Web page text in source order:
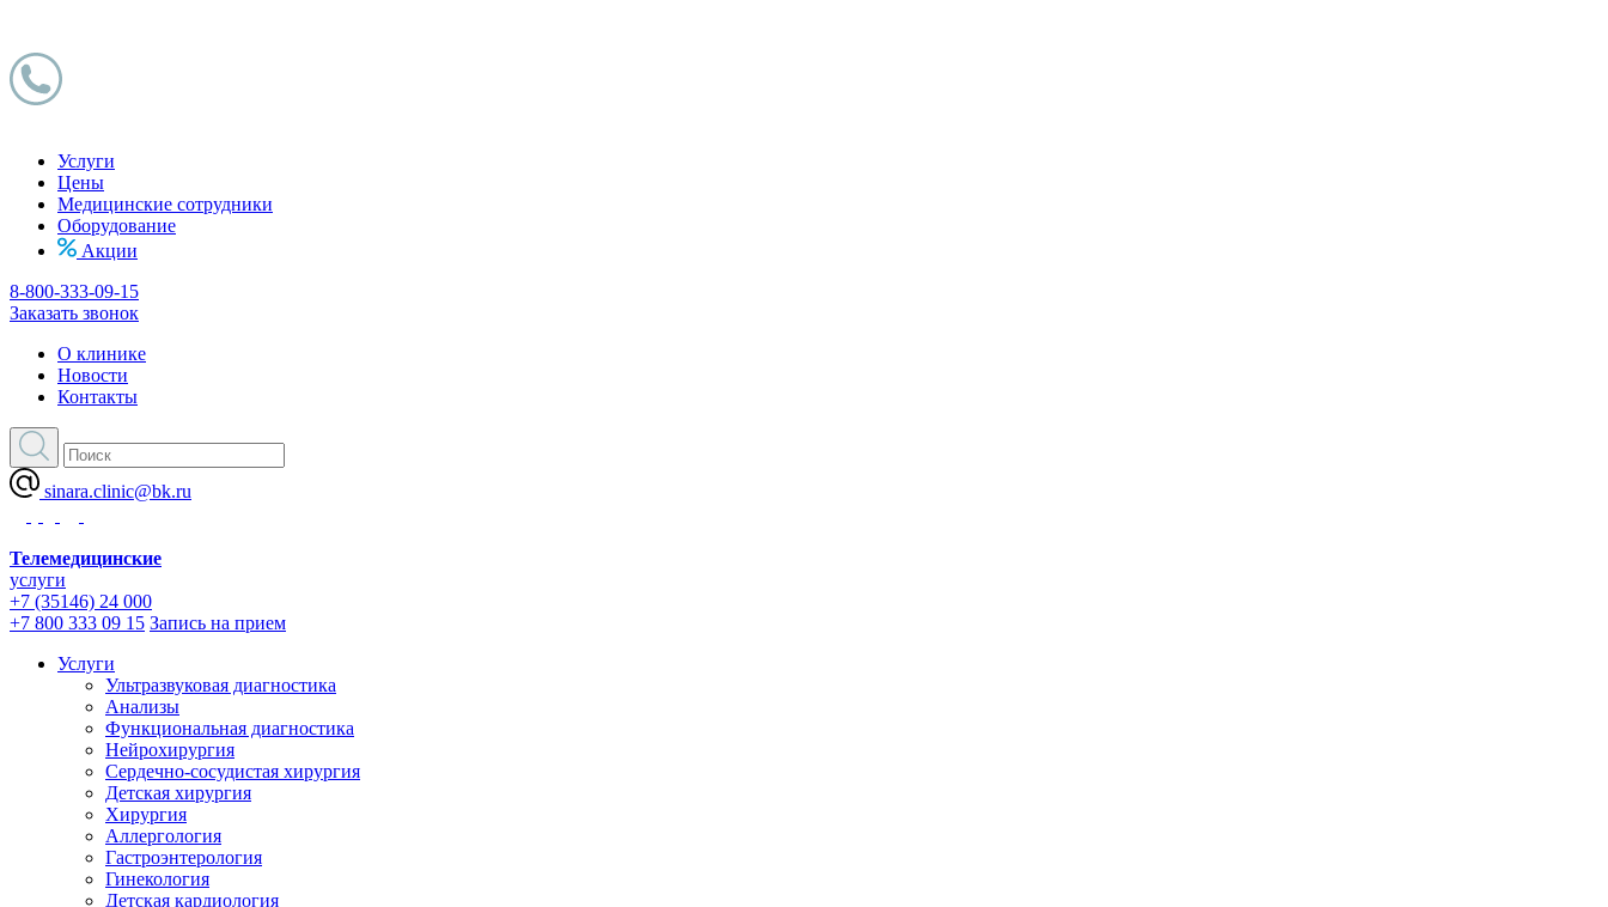
Услуги
Цены
Медицинские сотрудники
Оборудование
Акции
8-800-333-09-15
Заказать звонок
О клинике
Новости
Контакты
sinara.clinic@bk.ru
Телемедицинские
услуги
+7 (35146) 24 000
+7 800 333 09 15 Запись на прием
Услуги
Ультразвуковая диагностика
Анализы
Функциональная диагностика
Нейрохирургия
Сердечно-сосудистая хирургия
Детская хирургия
Хирургия
Аллергология
Гастроэнтерология
Гинекология
Детская кардиология